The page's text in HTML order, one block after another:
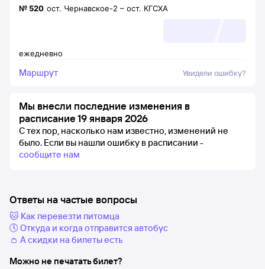
ежедневно
№ 520 ост. Чернавское-2 – ост. КГСХА
Маршрут Увидели ошибку?
Мы внесли последние изменения в
расписание 19 января 2026
С тех пор, насколько нам известно, изменений не
было. Если вы нашли ошибку в расписании -
сообщите нам
Ответы на частые вопросы
🐱 Как перевезти питомца
🕔 Откуда и когда отправится автобус
👛 А скидки на билеты есть
Можно не печатать билет?